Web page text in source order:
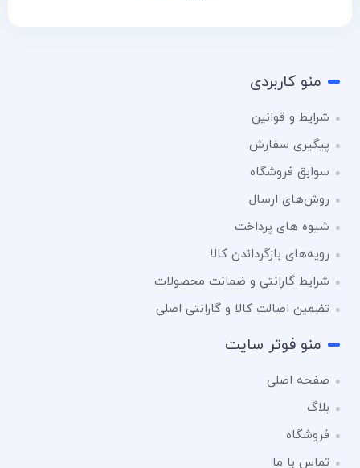
منو کاربردی
شرایط و قوانین
پیگیری سفارش
سوابق فروشگاه
روش‌های ارسال
شیوه های پرداخت
رویه‌های بازگرداندن کالا
شرایط گارانتی و ضمانت محصولات
تضمین اصالت کالا و گارانتی اصلی
منو فوتر سایت
صفحه اصلی
بلاگ
فروشگاه
تماس با ما